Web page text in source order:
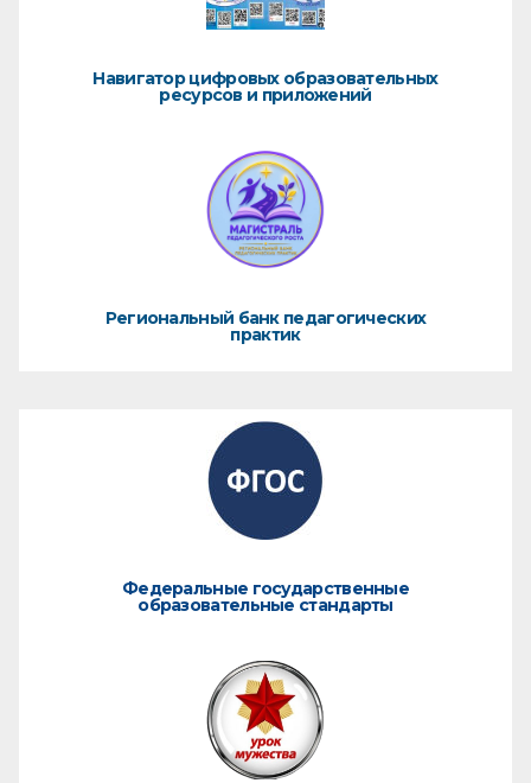
Навигатор цифровых образовательных
ресурсов и приложений
Региональный банк педагогических
практик
Федеральные государственные
образовательные стандарты